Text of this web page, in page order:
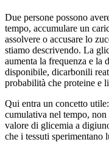
Due persone possono
tempo, accumulare un
assolvere o accusare lo
stiamo descrivendo. La
aumenta la frequenza e la
disponibile, dicarbonili
probabilità che proteine e
Qui entra un concetto utile:
cumulativa nel tempo,
valore di glicemia a
che i tessuti sperimentano